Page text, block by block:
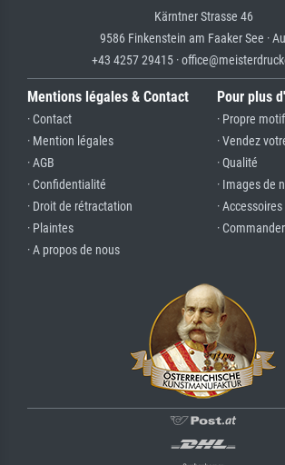
Kärntner Strasse 46
9586 Finkenstein am Faaker See ·
+43 4257 29415 ·
Mentions légales & Contact
· Contact
· Mention légales
· AGB
· Confidentialité
· Droit de rétractation
· Plaintes
· A propos de nous
Pour plus
· Propre motif
· Vendez
· Qualité
· Images de
· Accessoires
·